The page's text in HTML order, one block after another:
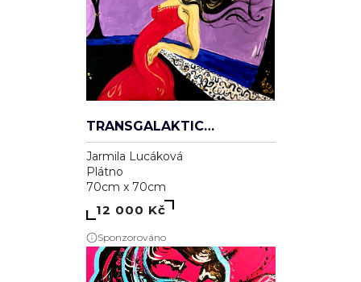
TRANSGALAKTICKÁ
Jarmila Lucáková
Plátno
70cm x 70cm
12 000 Kč
Sponzorováno